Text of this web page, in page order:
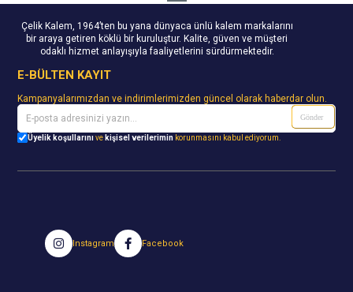
Çelik Kalem, 1964’ten bu yana dünyaca ünlü kalem markalarını
bir araya getiren köklü bir kuruluştur. Kalite, güven ve müşteri
odaklı hizmet anlayışıyla faaliyetlerini sürdürmektedir.
E-BÜLTEN KAYIT
Kampanyalarımızdan ve indirimlerimizden güncel olarak haberdar olun.
Gönder
Üyelik koşullarınıve kişisel verilerimin korunmasını kabul ediyorum.
Instagram Facebook